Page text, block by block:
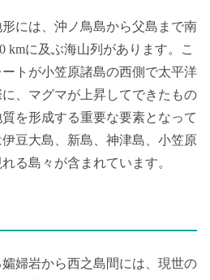
には、沖ノ鳥島から父島まで南
kmに及ぶ海山列があります。こ
トが小笠原諸島の西側で太平洋
、マグマが上昇してできたもの
を形成する重要な要素となって
豆大島、新島、神津島、小笠原
る島々が含まれています。
婦岩から西之島間には、現世の